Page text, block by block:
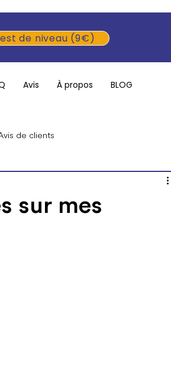
de niveau (9€)
Avis À propos BLOG
de clients
"I can't believe it!"
sur mes